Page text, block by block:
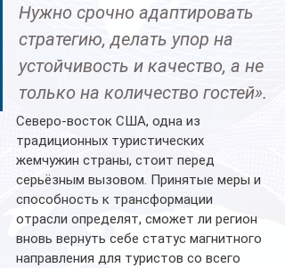
Нужно срочно адаптировать
стратегию, делать упор на
устойчивость и качество, а не
только на количество гостей».
Северо-восток США, одна из
традиционных туристических
жемчужин страны, стоит перед
серьёзным вызовом. Принятые меры и
способность к трансформации
отрасли определят, сможет ли регион
вновь вернуть себе статус магнитного
направления для туристов со всего